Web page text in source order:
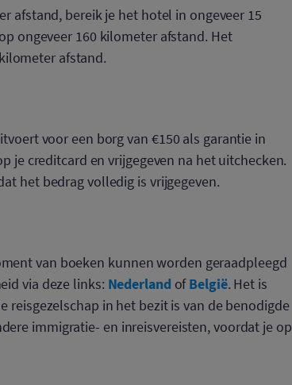
afstand, bereik je het hotel in ongeveer 15
ongeveer 160 kilometer afstand. Het
afstand.
voor een borg van €150 als garantie in
je creditcard en vrijgegeven na het uitchecken.
het bedrag volledig is vrijgegeven.
van boeken kunnen worden geraadpleegd
via deze links: Nederland ofBelgië. Het is
in het bezit is van de benodigde
immigratie- en inreisvereisten, voordat je op